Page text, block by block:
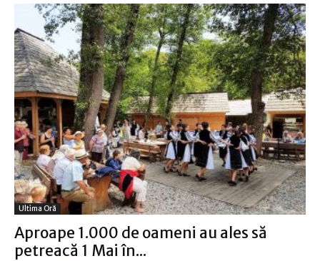
Ultima Oră
Aproape 1.000 de oameni au ales să
petreacă 1 Mai în...